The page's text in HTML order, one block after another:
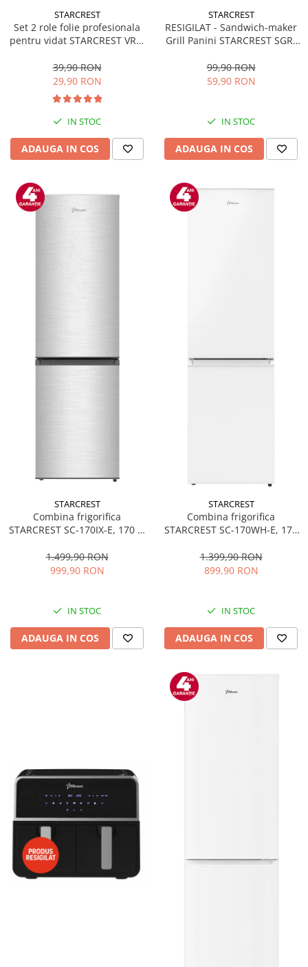
STARCREST
Set 2 role folie profesionala
pentru vidat STARCREST VRL-
reutilizabile, sous vide,
lavabile in masina de spalat,
fara BPA, transparent
39,90 RON
29,90 RON
IN STOC
ADAUGA IN COS
STARCREST
RESIGILAT - Sandwich-maker
Grill Panini STARCREST SGR-
nonaderente, Deschidere
180°, Suprafata de gatire 23 x
99,90 RON
59,90 RON
IN STOC
ADAUGA IN COS
STARCREST
Combina frigorifica
STARCREST SC-170IX-E, 170 L,
reglabil, Iluminare LED,
Suprafata Inox antiamprenta,
1.499,90 RON
999,90 RON
IN STOC
ADAUGA IN COS
STARCREST
Combina frigorifica
STARCREST SC-170WH-E, 170
Termostat reglabil, Iluminare
LED, Picioare ajustabile, Usi
1.399,90 RON
899,90 RON
IN STOC
ADAUGA IN COS